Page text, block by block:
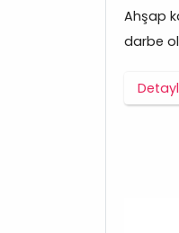
Ahşap
darbe